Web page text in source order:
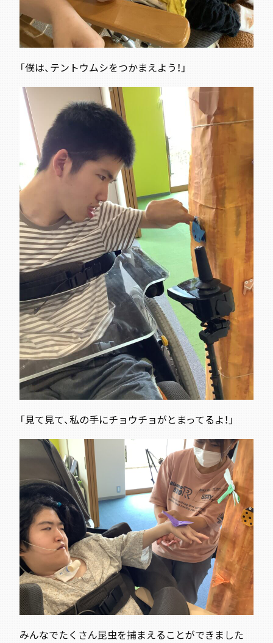
「僕は、テントウムシをつかまえよう！」
「見て見て、私の手にチョウチョがとまってるよ！」
みんなでたくさん昆虫を捕まえることができました